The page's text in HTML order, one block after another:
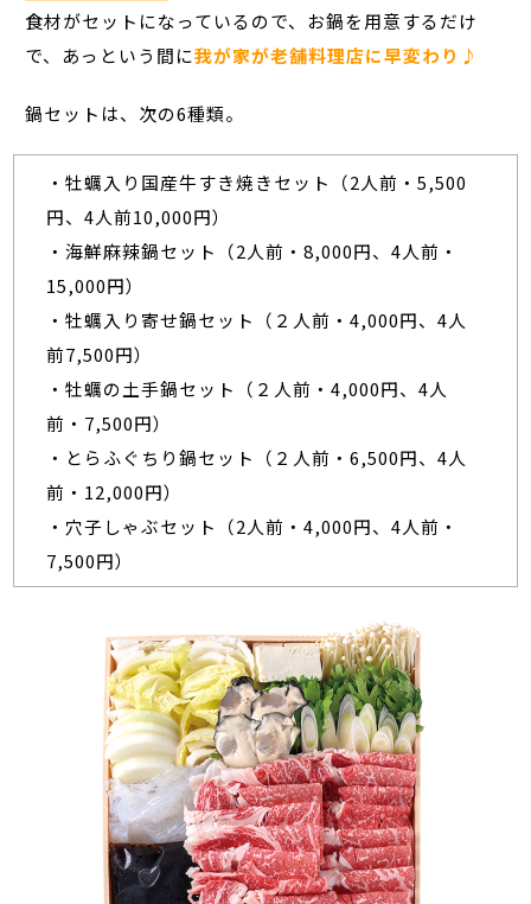
食材がセットになっているので、お鍋を用意するだけ
で、あっという間に我が家が老舗料理店に早変わり♪
鍋セットは、次の6種類。
・牡蠣入り国産牛すき焼きセット（2人前・5,500
円、4人前10,000円）
・海鮮麻辣鍋セット（2人前・8,000円、4人前・
15,000円）
・牡蠣入り寄せ鍋セット（２人前・4,000円、4人
前7,500円）
・牡蠣の土手鍋セット（２人前・4,000円、4人
前・7,500円）
・とらふぐちり鍋セット（２人前・6,500円、4人
前・12,000円）
・穴子しゃぶセット（2人前・4,000円、4人前・
7,500円）